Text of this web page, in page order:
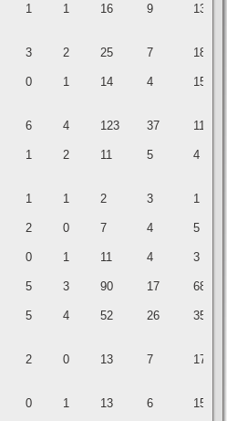
1 1 16 9 13
3 2 25 7 18
0 1 14 4 15
6 4 123 37 111
1 2 11 5 4
1 1 2 3 1
2 0 7 4 5
0 1 11 4 3
5 3 90 17 68
5 4 52 26 35
2 0 13 7 17
0 1 13 6 15